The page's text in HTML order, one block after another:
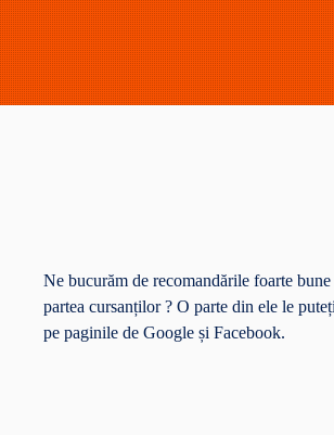
Ne bucurăm de recomandările foarte
partea cursanților ? O parte din ele le
pe paginile de Google și Facebook.